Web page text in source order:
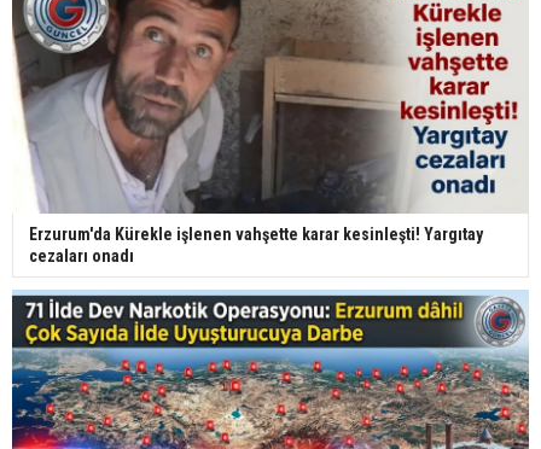
Erzurum'da Kürekle işlenen vahşette karar kesinleşti! Yargıtay
cezaları onadı